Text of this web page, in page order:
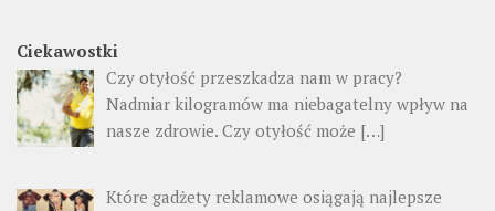
Ciekawostki
Czy otyłość przeszkadza nam w pracy?
Nadmiar kilogramów ma niebagatelny wpływ na
nasze zdrowie. Czy otyłość może […]
Które gadżety reklamowe osiągają najlepsze